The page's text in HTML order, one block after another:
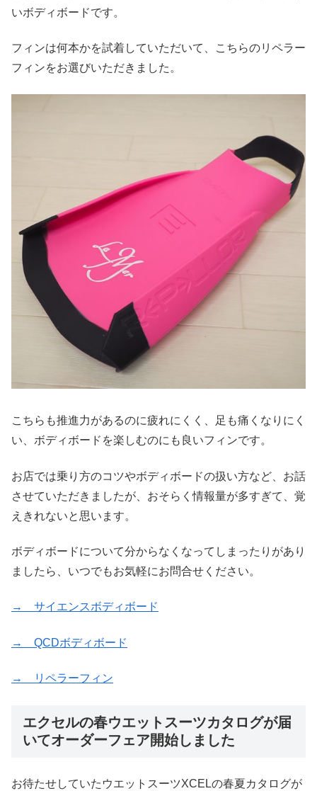
いボディボードです。
フィンは何本かを試着していただいて、こちらのリペラー
フィンをお選びいただきました。
こちらも推進力があるのに疲れにくく、足も痛くなりにく
い、ボディボードを楽しむのにも良いフィンです。
お店では乗り方のコツやボディボードの扱い方など、お話
させていただきましたが、おそらく情報量が多すぎて、覚
えきれないと思います。
ボディボードについて分からなくなってしまったりがあり
ましたら、いつでもお気軽にお問合せください。
→ サイエンスボディボード
→ QCDボディボード
→ リペラーフィン
エクセルの春ウエットスーツカタログが届
いてオーダーフェア開始しました
お待たせしていたウエットスーツXCELの春夏カタログが